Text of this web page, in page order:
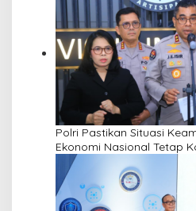
Polri Pastikan Situasi
Ekonomi Nasional Tetap